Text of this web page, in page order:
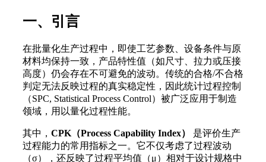
一、引言
在批量化生产过程中，即使工艺参数、设备条件与原
材料均保持一致，产品特性值（如尺寸、拉力或压接
高度）仍会存在不可避免的波动。传统的合格/不合格
判定无法反映过程的真实稳定性，因此统计过程控制
（SPC, Statistical Process Control）被广泛应用于制造
领域，用以量化过程性能。
其中， CPK（Process Capability Index）
是评价生产
过程能力的常用指标之一。它不仅考虑了过程波动
（σ），还反映了过程平均值（μ）相对于设计规格中